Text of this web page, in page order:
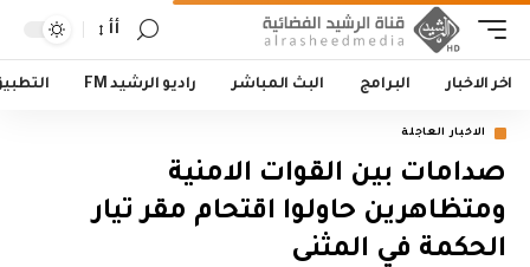
أأ
اخر الاخبار البرامج البث المباشر راديو الرشيد FM
الاخبار العاجلة
صدامات بين القوات الامنية
ومتظاهرين حاولوا اقتحام مقر تيار
الحكمة في المثنى